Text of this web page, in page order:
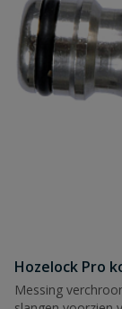
Hozelock Pro
Messing